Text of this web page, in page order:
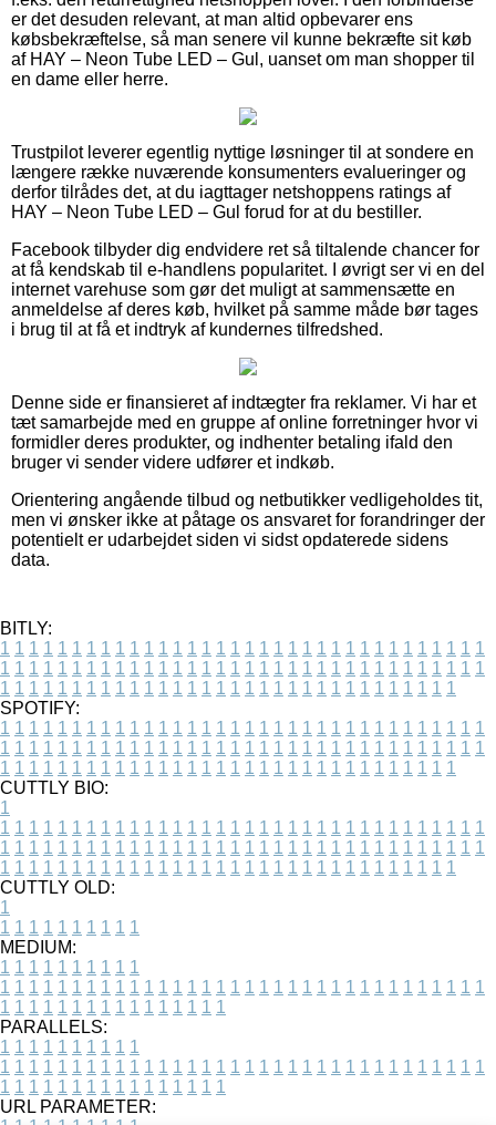
er det desuden relevant, at man altid opbevarer ens
købsbekræftelse, så man senere vil kunne bekræfte sit køb
af HAY – Neon Tube LED – Gul, uanset om man shopper til
en dame eller herre.
Trustpilot leverer egentlig nyttige løsninger til at sondere en
længere række nuværende konsumenters evalueringer og
derfor tilrådes det, at du iagttager netshoppens ratings af
HAY – Neon Tube LED – Gul forud for at du bestiller.
Facebook tilbyder dig endvidere ret så tiltalende chancer for
at få kendskab til e-handlens popularitet. I øvrigt ser vi en del
internet varehuse som gør det muligt at sammensætte en
anmeldelse af deres køb, hvilket på samme måde bør tages
i brug til at få et indtryk af kundernes tilfredshed.
Denne side er finansieret af indtægter fra reklamer. Vi har et
tæt samarbejde med en gruppe af online forretninger hvor vi
formidler deres produkter, og indhenter betaling ifald den
bruger vi sender videre udfører et indkøb.
Orientering angående tilbud og netbutikker vedligeholdes tit,
men vi ønsker ikke at påtage os ansvaret for forandringer der
potentielt er udarbejdet siden vi sidst opdaterede sidens
data.
BITLY:
1 1 1 1 1 1 1 1 1 1 1 1 1 1 1 1 1 1 1 1 1 1 1 1 1 1 1 1 1 1 1 1 1 1
1 1 1 1 1 1 1 1 1 1 1 1 1 1 1 1 1 1 1 1 1 1 1 1 1 1 1 1 1 1 1 1 1 1
1 1 1 1 1 1 1 1 1 1 1 1 1 1 1 1 1 1 1 1 1 1 1 1 1 1 1 1 1 1 1 1
SPOTIFY:
1 1 1 1 1 1 1 1 1 1 1 1 1 1 1 1 1 1 1 1 1 1 1 1 1 1 1 1 1 1 1 1 1 1
1 1 1 1 1 1 1 1 1 1 1 1 1 1 1 1 1 1 1 1 1 1 1 1 1 1 1 1 1 1 1 1 1 1
1 1 1 1 1 1 1 1 1 1 1 1 1 1 1 1 1 1 1 1 1 1 1 1 1 1 1 1 1 1 1 1
CUTTLY BIO:
1
1 1 1 1 1 1 1 1 1 1 1 1 1 1 1 1 1 1 1 1 1 1 1 1 1 1 1 1 1 1 1 1 1 1
1 1 1 1 1 1 1 1 1 1 1 1 1 1 1 1 1 1 1 1 1 1 1 1 1 1 1 1 1 1 1 1 1 1
1 1 1 1 1 1 1 1 1 1 1 1 1 1 1 1 1 1 1 1 1 1 1 1 1 1 1 1 1 1 1 1
CUTTLY OLD:
1
1 1 1 1 1 1 1 1 1 1
MEDIUM:
1 1 1 1 1 1 1 1 1 1
1 1 1 1 1 1 1 1 1 1 1 1 1 1 1 1 1 1 1 1 1 1 1 1 1 1 1 1 1 1 1 1 1 1
1 1 1 1 1 1 1 1 1 1 1 1 1 1 1 1
PARALLELS:
1 1 1 1 1 1 1 1 1 1
1 1 1 1 1 1 1 1 1 1 1 1 1 1 1 1 1 1 1 1 1 1 1 1 1 1 1 1 1 1 1 1 1 1
1 1 1 1 1 1 1 1 1 1 1 1 1 1 1 1
URL PARAMETER: